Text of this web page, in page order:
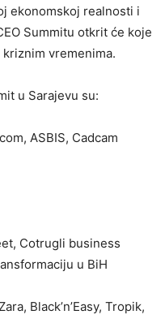
ekonomskoj realnosti i
Summitu otkrit će koje
vremenima.
u Sarajevu su:
ASBIS, Cadcam
Cotrugli business
u BiH
Black’n’Easy, Tropik,